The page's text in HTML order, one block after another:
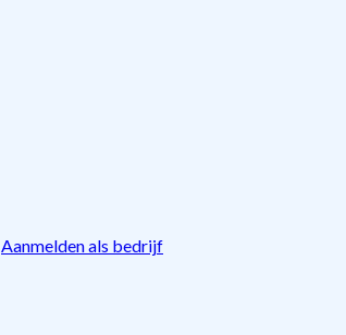
Aanmelden als bedrijf